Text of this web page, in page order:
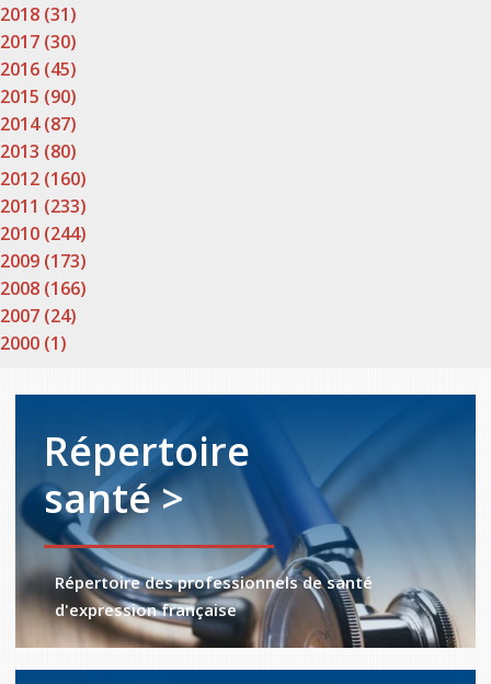
2018 (31)
2017 (30)
2016 (45)
2015 (90)
2014 (87)
2013 (80)
2012 (160)
2011 (233)
2010 (244)
2009 (173)
2008 (166)
2007 (24)
2000 (1)
Répertoire
santé >
Répertoire des professionnels de santé
d'expression française